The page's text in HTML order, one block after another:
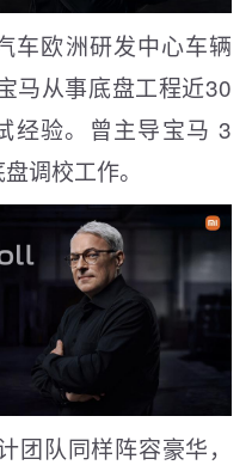
车欧洲研发中心车辆
马从事底盘工程近30
经验。曾主导宝马 3
调校工作。
团队同样阵容豪华，